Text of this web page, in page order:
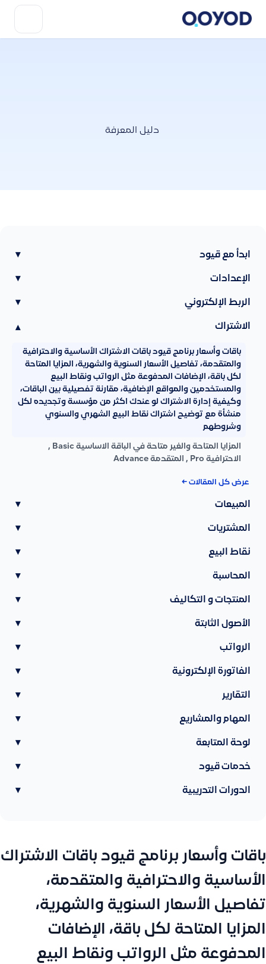
دليل المعرفة
ابدأ مع قيود ▾
الإعدادات ▾
الربط الإلكتروني ▾
الاشتراك ▾
باقات وأسعار برنامج قيود باقات الاشتراك الأساسية والاحترافية
والمتقدمة، تفاصيل الأسعار السنوية والشهرية، المزايا المتاحة
لكل باقة، الإضافات المدفوعة مثل الرواتب ونقاط البيع
والمستخدمين والمواقع الإضافية، مقارنة تفصيلية بين الباقات،
وكيفية إدارة الاشتراك لو عندك اكثر من مؤسسة وتجديده لكل
منشأة مع توضيح اشتراك نقاط البيع الشهري والسنوي
وشروطهم
المزايا المتاحة والغير متاحة في الباقة الاساسية Basic ,
الاحترافية Pro , المتقدمة Advance
عرض كل المقالات ←
المبيعات ▾
المشتريات ▾
نقاط البيع ▾
المحاسبة ▾
المنتجات و التكاليف ▾
الأصول الثابتة ▾
الرواتب ▾
الفاتورة الإلكترونية ▾
التقارير ▾
المهام والمشاريع ▾
لوحة المتابعة ▾
خدمات قيود ▾
الدورات التدريبية ▾
باقات وأسعار برنامج قيود باقات الاشتراك
الأساسية والاحترافية والمتقدمة،
تفاصيل الأسعار السنوية والشهرية،
المزايا المتاحة لكل باقة، الإضافات
المدفوعة مثل الرواتب ونقاط البيع